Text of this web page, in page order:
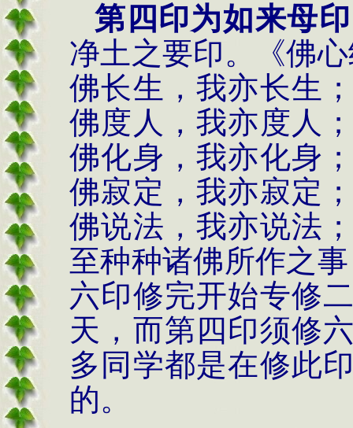
第四印为如来母
净土之要印。《佛
佛长生，我亦长生
佛度人，我亦度人
佛化身，我亦化身
佛寂定，我亦寂定
佛说法，我亦说法
至种种诸佛所作之
六印修完开始专修
天，而第四印须修
多同学都是在修此
的。